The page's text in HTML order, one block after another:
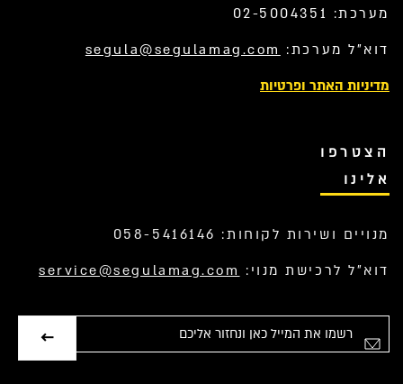
מערכת: 02-5004351
דוא”ל מערכת: segula@segulamag.com
מדיניות האתר ופרטיות
הצטרפו
אלינו
מנויים ושירות לקוחות: 058-5416146
דוא”ל לרכישת מנוי: service@segulamag.com